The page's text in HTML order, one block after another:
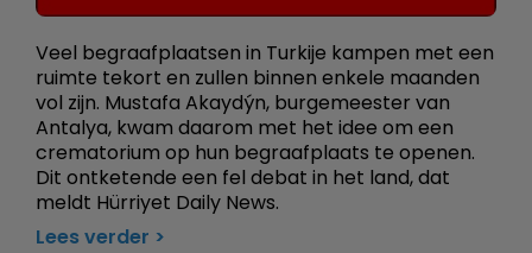
Veel begraafplaatsen in Turkije kampen met een
ruimte tekort en zullen binnen enkele maanden
vol zijn. Mustafa Akaydýn, burgemeester van
Antalya, kwam daarom met het idee om een
crematorium op hun begraafplaats te openen.
Dit ontketende een fel debat in het land, dat
meldt Hürriyet Daily News.
Lees verder